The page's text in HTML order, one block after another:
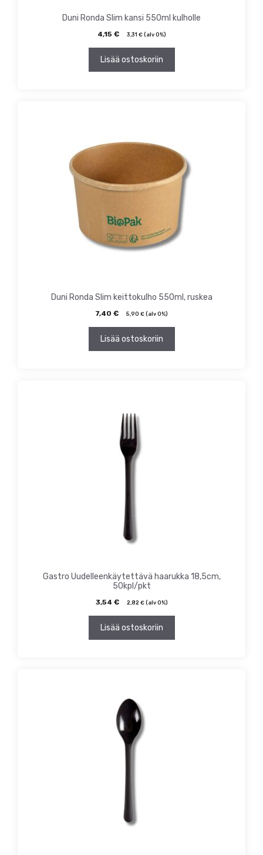
Duni Ronda Slim kansi 550ml kulholle
4,15 € 3,31 €(alv 0%)
Lisää ostoskoriin
Duni Ronda Slim keittokulho 550ml, ruskea
7,40 € 5,90 € (alv 0%)
Lisää ostoskoriin
Gastro Uudelleenkäytettävä haarukka 18,5cm,
50kpl/pkt
3,54 € 2,82 €(alv 0%)
Lisää ostoskoriin